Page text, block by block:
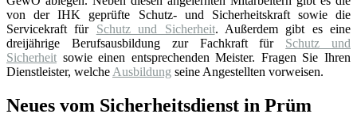
von der IHK geprüfte Schutz- und Sicherheitskraft sowie die
Servicekraft für Schutz und Sicherheit. Außerdem gibt es eine
dreijährige Berufsausbildung zur Fachkraft für Schutz und
Sicherheit sowie einen entsprechenden Meister. Fragen Sie Ihren
Dienstleister, welche Ausbildung seine Angestellten vorweisen.
Neues vom Sicherheitsdienst in Prüm